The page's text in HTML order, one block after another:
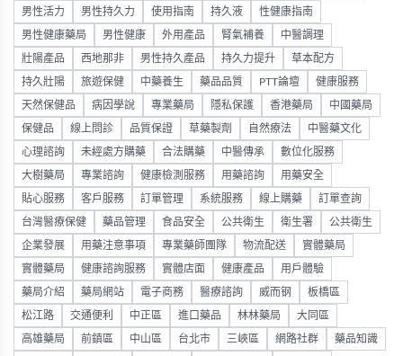
男性活力 男性持久力 使用指南 持久液 性健康指南
男性健康藥局 男性健康 外用產品 腎氣補養 中醫調理
壯陽產品 西地那非 男性持久產品 持久力提升 草本配方
持久壯陽 旅遊保健 中藥養生 藥品品質 PTT論壇 健康服務
天然保健品 病因學說 專業藥局 隱私保護 香港藥局 中國藥局
保健品 線上問診 品質保證 草藥製劑 自然療法 中醫藥文化
心理諮詢 未經處方購藥 合法購藥 中醫傳承 數位化服務
大樹藥局 專業諮詢 健康檢測服務 用藥諮詢 用藥安全
貼心服務 客戶服務 訂單管理 系統服務 線上購藥 訂單查詢
台灣醫療保健 藥品管理 食品安全 公共衛生 衛生署 公共衛生
企業發展 用藥注意事項 專業藥師團隊 物流配送 實體藥局
實體藥局 健康諮詢服務 實體店面 健康產品 用戶體驗
藥局介紹 藥局網站 電子商務 醫療諮詢 威而钢 板橋區
松江路 交通便利 中正區 進口藥品 林林藥局 大同區
高雄藥局 前鎮區 中山區 台北市 三峽區 網路社群 藥品知識